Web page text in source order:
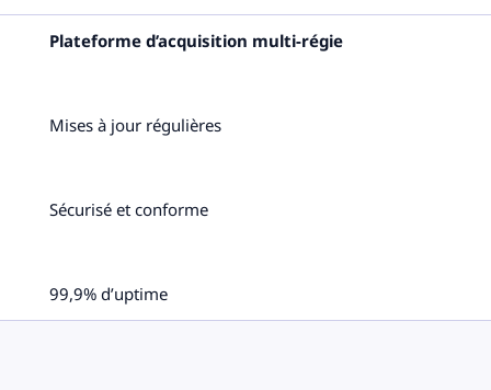
Plateforme d’acquisition multi-régie
Mises à jour régulières
Sécurisé et conforme
99,9% d’uptime